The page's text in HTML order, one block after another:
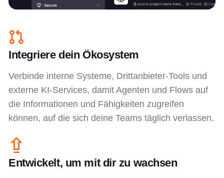
Integriere dein Ökosystem
Verbinde interne Systeme, Drittanbieter-Tools und
externe KI-Services, damit Agenten und Flows auf
die Informationen und Fähigkeiten zugreifen
können, auf die sich deine Teams täglich verlassen.
Entwickelt, um mit dir zu wachsen